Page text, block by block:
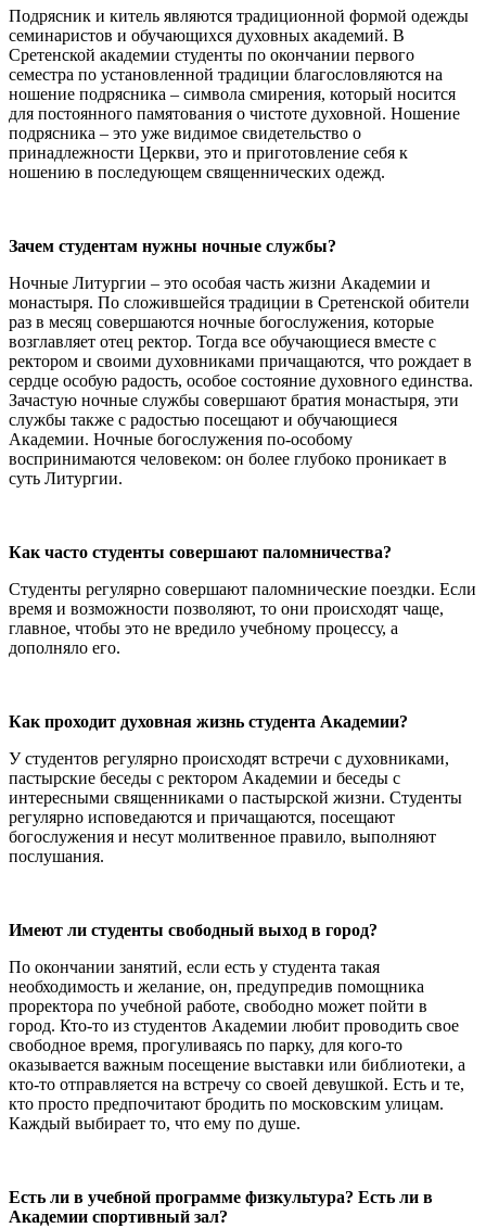
Подрясник и китель являются традиционной формой одежды
семинаристов и обучающихся духовных академий. В
Сретенской академии студенты по окончании первого
семестра по установленной традиции благословляются на
ношение подрясника – символа смирения, который носится
для постоянного памятования о чистоте духовной. Ношение
подрясника – это уже видимое свидетельство о
принадлежности Церкви, это и приготовление себя к
ношению в последующем священнических одежд.
Зачем студентам нужны ночные службы?
Ночные Литургии – это особая часть жизни Академии и
монастыря. По сложившейся традиции в Сретенской обители
раз в месяц совершаются ночные богослужения, которые
возглавляет отец ректор. Тогда все обучающиеся вместе с
ректором и своими духовниками причащаются, что рождает в
сердце особую радость, особое состояние духовного единства.
Зачастую ночные службы совершают братия монастыря, эти
службы также с радостью посещают и обучающиеся
Академии. Ночные богослужения по-особому
воспринимаются человеком: он более глубоко проникает в
суть Литургии.
Как часто студенты совершают паломничества?
Студенты регулярно совершают паломнические поездки. Если
время и возможности позволяют, то они происходят чаще,
главное, чтобы это не вредило учебному процессу, а
дополняло его.
Как проходит духовная жизнь студента Академии?
У студентов регулярно происходят встречи с духовниками,
пастырские беседы с ректором Академии и беседы с
интересными священниками о пастырской жизни. Студенты
регулярно исповедаются и причащаются, посещают
богослужения и несут молитвенное правило, выполняют
послушания.
Имеют ли студенты свободный выход в город?
По окончании занятий, если есть у студента такая
необходимость и желание, он, предупредив помощника
проректора по учебной работе, свободно может пойти в
город. Кто-то из студентов Академии любит проводить свое
свободное время, прогуливаясь по парку, для кого-то
оказывается важным посещение выставки или библиотеки, а
кто-то отправляется на встречу со своей девушкой. Есть и те,
кто просто предпочитают бродить по московским улицам.
Каждый выбирает то, что ему по душе.
Есть ли в учебной программе физкультура? Есть ли в
Академии спортивный зал?